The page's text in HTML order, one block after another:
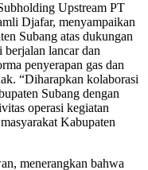
Upstream PT
Djafar, menyampaikan
Subang atas dukungan
berjalan lancar dan
penyerapan gas dan
“Diharapkan kolaborasi
Subang dengan
operasi kegiatan
Kabupaten
menerangkan bahwa